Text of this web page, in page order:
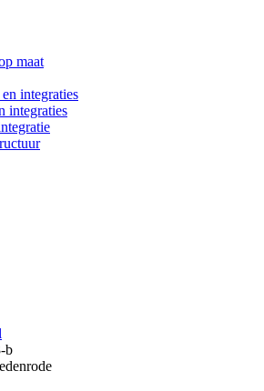
maat
integraties
integraties
b